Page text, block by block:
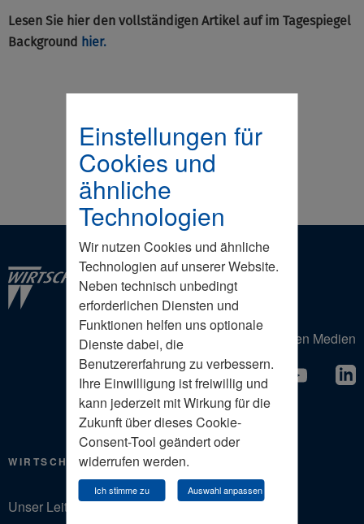
Einstellungen für
Cookies und
ähnliche
Technologien
Wir nutzen Cookies und ähnliche
Technologien auf unserer Website.
Neben technisch unbedingt
erforderlichen Diensten und
Funktionen helfen uns optionale
Dienste dabei, die
Benutzererfahrung zu verbessern.
Ihre Einwilligung ist freiwillig und
kann jederzeit mit Wirkung für die
Zukunft über dieses Cookie-
Consent-Tool geändert oder
widerrufen werden.
Ich stimme zu Auswahl anpassen
Lesen Sie hier den vollständigen Artikel auf im Tagespiegel
Background hier.
Der Wirtschaftsrat in den Sozialen Medien
WIRTSCHAFTSRAT
Unser Leitbild